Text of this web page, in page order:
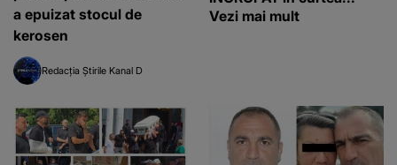
a epuizat stocul de
kerosen
Redacția Știrile Kanal D
Vezi mai mult